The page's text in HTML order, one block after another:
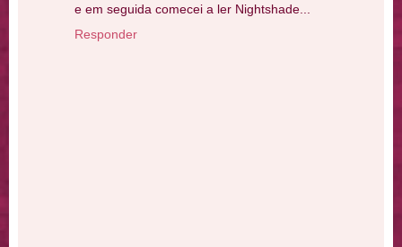
e em seguida comecei a ler Nightshade...
Responder